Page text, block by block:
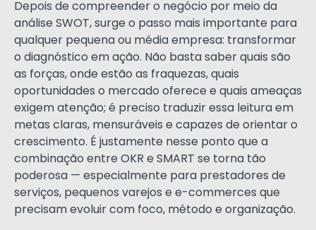
Depois de compreender o negócio por meio da
análise SWOT, surge o passo mais importante para
qualquer pequena ou média empresa: transformar
o diagnóstico em ação. Não basta saber quais são
as forças, onde estão as fraquezas, quais
oportunidades o mercado oferece e quais ameaças
exigem atenção; é preciso traduzir essa leitura em
metas claras, mensuráveis e capazes de orientar o
crescimento. É justamente nesse ponto que a
combinação entre OKR e SMART se torna tão
poderosa — especialmente para prestadores de
serviços, pequenos varejos e e-commerces que
precisam evoluir com foco, método e organização.